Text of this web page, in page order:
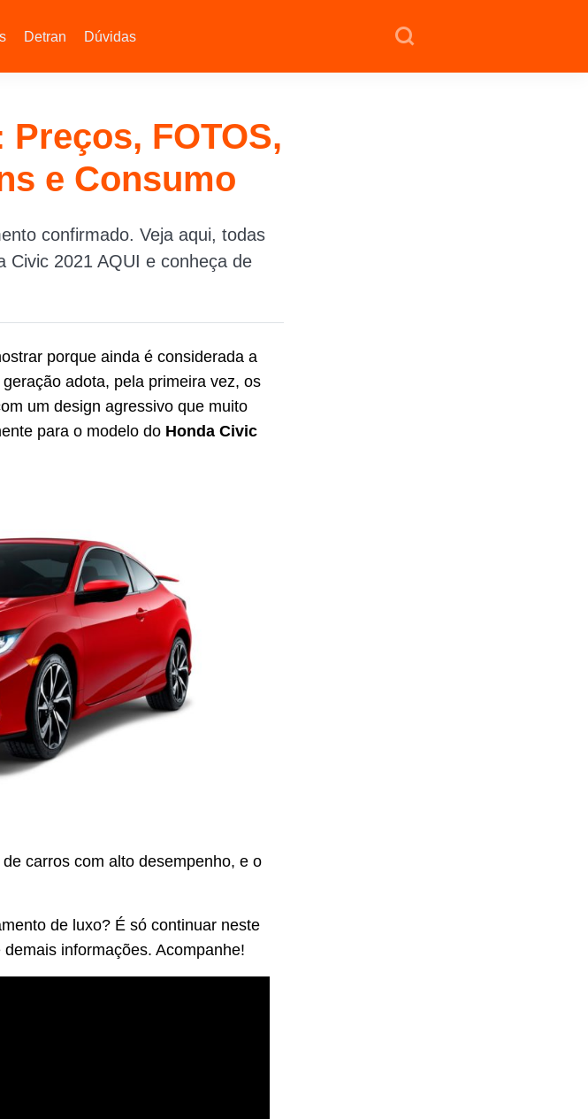
Detran Dúvidas
FOTOS,
e Consumo
confirmado. Veja aqui, todas
Civic 2021 AQUI e conheça de
porque ainda é considerada a
adota, pela primeira vez, os
um design agressivo que muito
para o modelo do Honda Civic
carros com alto desempenho, e o
de luxo? É só continuar neste
informações. Acompanhe!